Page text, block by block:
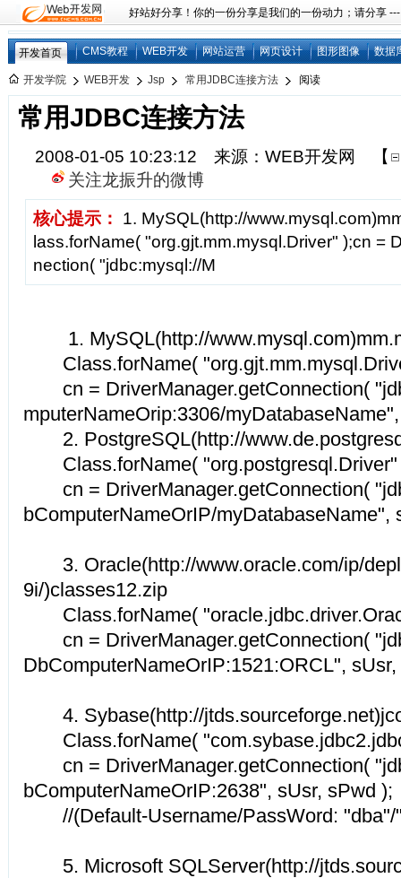
好站好分享！你的一份分享是我们的一份动力；请分享
开发首页 CMS教程 WEB开发 网站运营 网页设计 图形图像 数据
开发学院 WEB开发 Jsp 常用JDBC连接方法 阅读
常用JDBC连接方法
2008-01-05 10:23:12 来源：WEB开发网
【
关注龙振升的微博
核心提示：
1. MySQL(http://
lass.forName( "org.gjt.mm.mysql.Driver" );cn =
nection( "jdbc:mysql://M
1. MySQL(http://
Class.forName(
cn = DriverManager.getConnection(
mputerNameOrip:3306/
2. PostgreSQL(http://
Class.forName( "org.postgresql.Driver"
cn = DriverManager.getConnection(
bComputerNameOrIP/myDatabaseName",
3. Oracle(http://www.oracle.com/ip/
9i/)classes12.zip
Class.forName(
cn = DriverManager.getConnection(
DbComputerNameOrIP:1521:ORCL",
4. Sybase(http://
Class.forName(
cn = DriverManager.getConnection(
bComputerNameOrIP:2638", sUsr, sPwd );
//(Default-Username/PassWord: "dba"/
5. Microsoft SQLServer(http://